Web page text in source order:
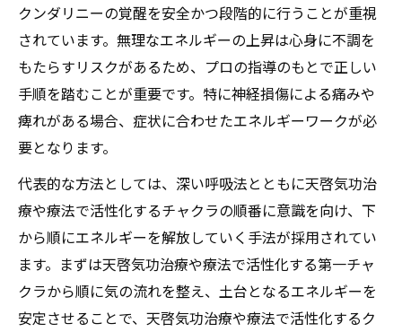
クンダリニーの覚醒を安全かつ段階的に行うことが重視
されています。無理なエネルギーの上昇は心身に不調を
もたらすリスクがあるため、プロの指導のもとで正しい
手順を踏むことが重要です。特に神経損傷による痛みや
痺れがある場合、症状に合わせたエネルギーワークが必
要となります。
代表的な方法としては、深い呼吸法とともに天啓気功治
療や療法で活性化するチャクラの順番に意識を向け、下
から順にエネルギーを解放していく手法が採用されてい
ます。まずは天啓気功治療や療法で活性化する第一チャ
クラから順に気の流れを整え、土台となるエネルギーを
安定させることで、天啓気功治療や療法で活性化するク